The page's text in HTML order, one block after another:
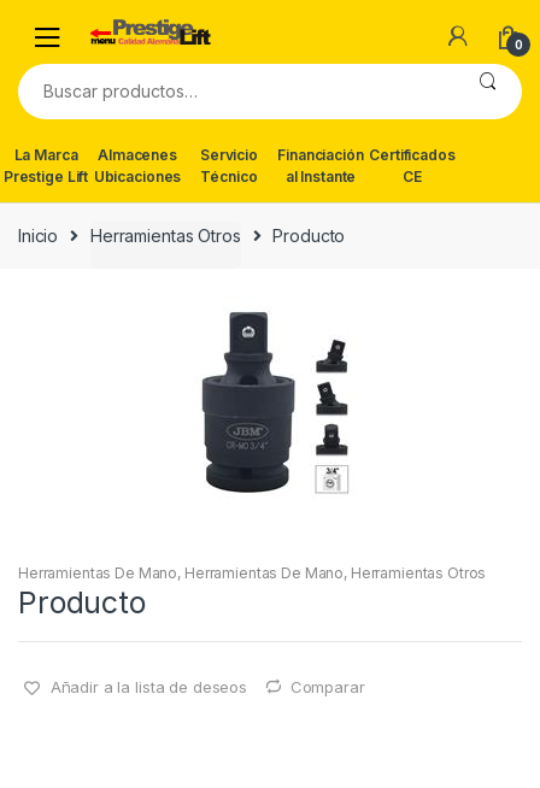
navigation
content
0
Buscar
por:
La Marca
Prestige Lift
Almacenes
Ubicaciones
Servicio
Técnico
Financiación
al Instante
Certificados
CE
Inicio Herramientas Otros Producto
Herramientas De Mano, Herramientas De Mano, Herramientas Otros
Producto
Añadir a la lista de deseos Comparar